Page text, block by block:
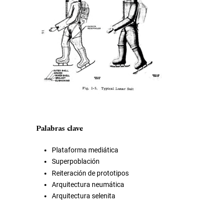
Palabras clave
Plataforma mediática
Superpoblación
Reiteración de prototipos
Arquitectura neumática
Arquitectura selenita